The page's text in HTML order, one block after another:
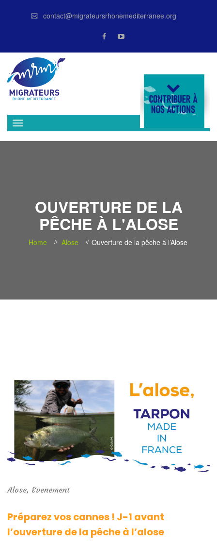
contact@migrateursrhonemediterranee.org
DONATE
OUVERTURE DE LA
PÊCHE À L'ALOSE
Home Alose Ouverture de la pêche à l’Alose
Alose, Evenement
Préparez vos cannes ! J-1 avant
l’ouverture de la pêche à l’alose